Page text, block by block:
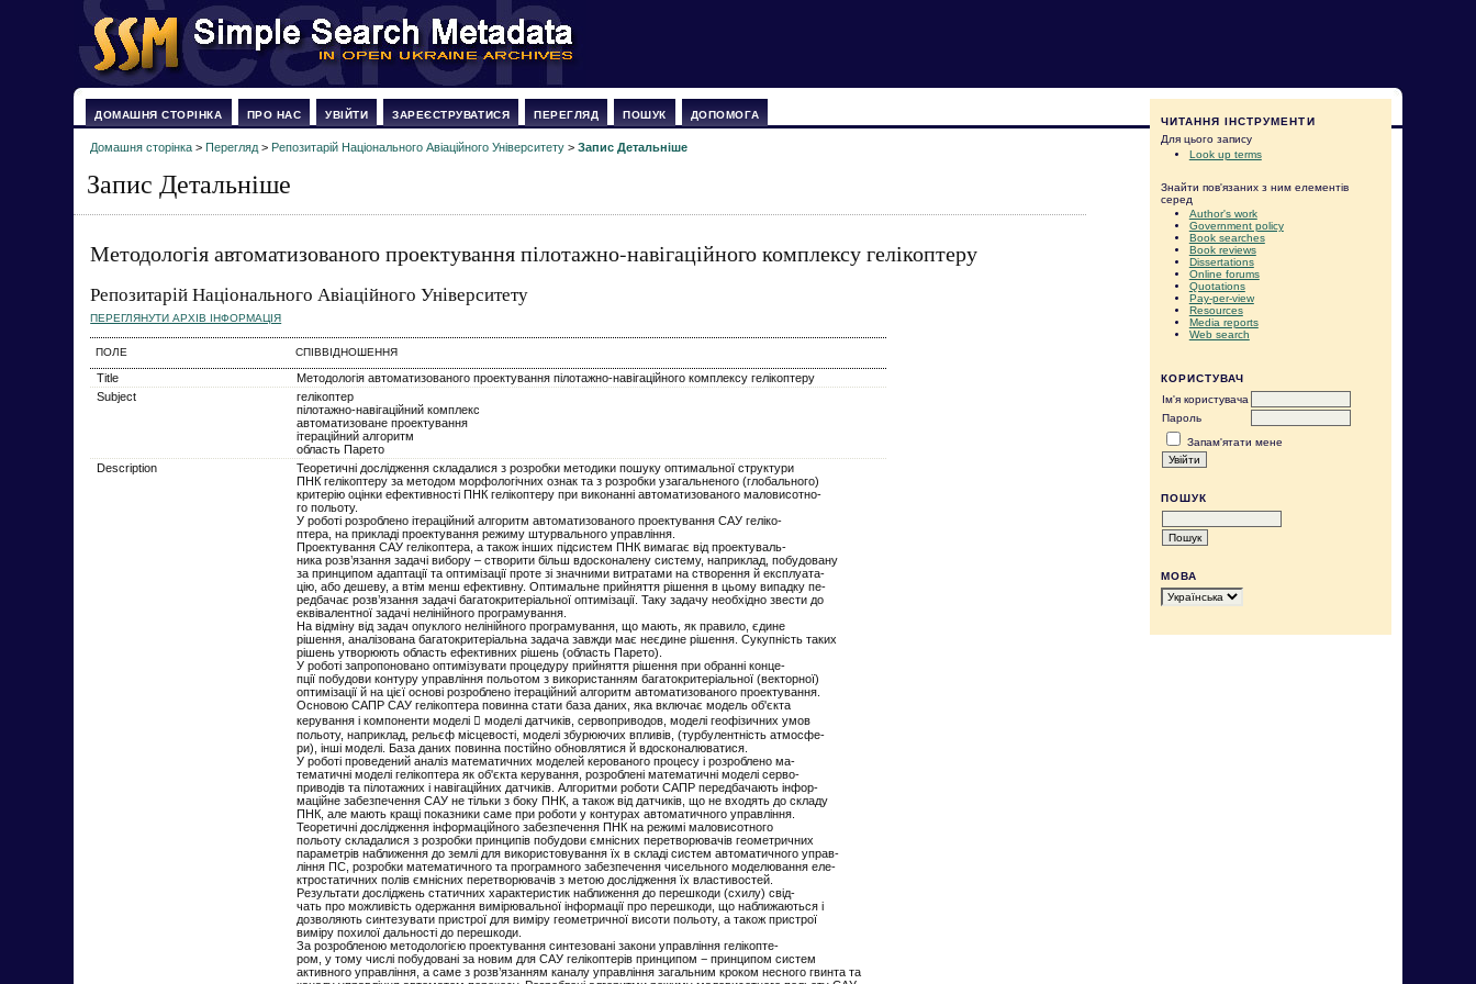
ЧИТАННЯ ІНСТРУМЕНТИ
Для цього запису
Look up terms
Знайти пов'язаних з ним елементів
серед
Author's work
Government policy
Book searches
Book reviews
Dissertations
Online forums
Quotations
Pay-per-view
Resources
Media reports
Web search
КОРИСТУВАЧ
Ім'я користувача
Пароль
Запам'ятати мене
ПОШУК
МОВА
ДОМАШНЯ СТОРІНКА ПРО НАС УВІЙТИ ЗАРЕЄСТРУВАТИСЯ ПЕРЕГЛЯД ПОШУК ДОПОМОГА
Домашня сторінка >Перегляд > Репозитарій Національного Авіаційного Університету >Запис Детальніше
Запис Детальніше
Методологія автоматизованого проектування пілотажно-навігаційного комплексу гелікоптеру
Репозитарій Національного Авіаційного Університету
ПЕРЕГЛЯНУТИ АРХІВ ІНФОРМАЦІЯ
ПОЛЕ СПІВВІДНОШЕННЯ
Title
Методологія автоматизованого проектування пілотажно-навігаційного комплексу гелікоптеру
Subject
гелікоптер
пілотажно-навігаційний комплекс
автоматизоване проектування
ітераційний алгоритм
область Парето
Description
Теоретичні дослідження складалися з розробки методики пошуку оптимальної структури
ПНК гелікоптеру за методом морфологічних ознак та з розробки узагальненого (глобального)
критерію оцінки ефективності ПНК гелікоптеру при виконанні автоматизованого маловисотно-
го польоту.
У роботі розроблено ітераційний алгоритм автоматизованого проектування САУ геліко-
птера, на прикладі проектування режиму штурвального управління.
Проектування САУ гелікоптера, а також інших підсистем ПНК вимагає від проектуваль-
ника розв’язання задачі вибору – створити більш вдосконалену систему, наприклад, побудовану
за принципом адаптації та оптимізації проте зі значними витратами на створення й експлуата-
цію, або дешеву, а втім менш ефективну. Оптимальне прийняття рішення в цьому випадку пе-
редбачає розв’язання задачі багатокритеріальної оптимізації. Таку задачу необхідно звести до
еквівалентної задачі нелінійного програмування.
На відміну від задач опуклого нелінійного програмування, що мають, як правило, єдине
рішення, аналізована багатокритеріальна задача завжди має неєдине рішення. Сукупність таких
рішень утворюють область ефективних рішень (область Парето).
У роботі запропоновано оптимізувати процедуру прийняття рішення при обранні конце-
пції побудови контуру управління польотом з використанням багатокритеріальної (векторної)
оптимізації й на цієї основі розроблено ітераційний алгоритм автоматизованого проектування.
Основою САПР САУ гелікоптера повинна стати база даних, яка включає модель об'єкта
керування і компоненти моделі  моделі датчиків, сервоприводов, моделі геофізичних умов
польоту, наприклад, рельєф місцевості, моделі збурюючих впливів, (турбулентність атмосфе-
ри), інші моделі. База даних повинна постійно обновлятися й вдосконалюватися.
У роботі проведений аналіз математичних моделей керованого процесу і розроблено ма-
тематичні моделі гелікоптера як об'єкта керування, розроблені математичні моделі серво-
приводів та пілотажних і навігаційних датчиків. Алгоритми роботи САПР передбачають інфор-
маційне забезпечення САУ не тільки з боку ПНК, а також від датчиків, що не входять до складу
ПНК, але мають кращі показники саме при роботи у контурах автоматичного управління.
Теоретичні дослідження інформаційного забезпечення ПНК на режимі маловисотного
польоту складалися з розробки принципів побудови ємнісних перетворювачів геометричних
параметрів наближення до землі для використовування їх в складі систем автоматичного управ-
ління ПС, розробки математичного та програмного забезпечення чисельного моделювання еле-
ктростатичних полів ємнісних перетворювачів з метою дослідження їх властивостей.
Результати досліджень статичних характеристик наближення до перешкоди (схилу) свід-
чать про можливість одержання вимірювальної інформації про перешкоди, що наближаються і
дозволяють синтезувати пристрої для виміру геометричної висоти польоту, а також пристрої
виміру похилої дальності до перешкоди.
За розробленою методологією проектування синтезовані закони управління гелікопте-
ром, у тому числі побудовані за новим для САУ гелікоптерів принципом − принципом систем
активного управління, а саме з розв’язанням каналу управління загальним кроком несного гвинта та